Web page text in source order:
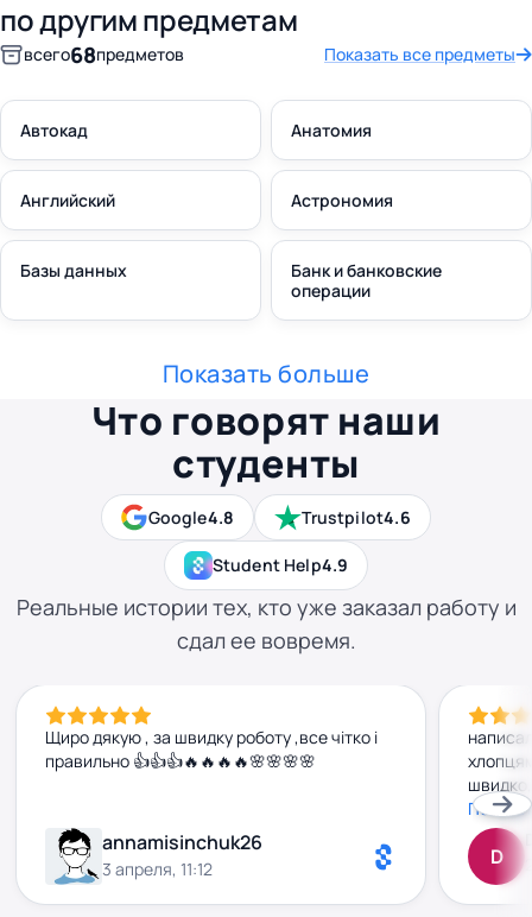
по другим предметам
всего68предметов Показать все предметы
Автокад Анатомия
Английский Астрономия
Базы данных
Банк и банковские
операции
Показать больше
Google4.8 Trustpilot4.6
Student Help4.9
Что говорят наши
студенты
Реальные истории тех, кто уже заказал работу и
сдал ее вовремя.
Щиро дякую , за швидку роботу ,все чітко і
правильно 👍👍👍🔥🔥🔥🔥🌸🌸🌸🌸
annamisinchuk26
3 апреля, 11:12
добу
чітко
D